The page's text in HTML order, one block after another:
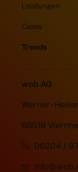
Leistungen
Cases
Trends
wob AG
Werner-
68519
06204 /